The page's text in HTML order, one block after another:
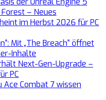
– Neues
im Herbst 2026 für PC
Mit „The Breach“ öffnet
Inhalte
Next-Gen-Upgrade –
PC
Ace Combat 7 wissen